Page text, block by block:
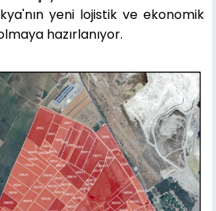
yeni lojistik ve ekonomik
hazırlanıyor.